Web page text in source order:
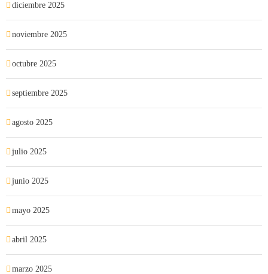
diciembre 2025
noviembre 2025
octubre 2025
septiembre 2025
agosto 2025
julio 2025
junio 2025
mayo 2025
abril 2025
marzo 2025